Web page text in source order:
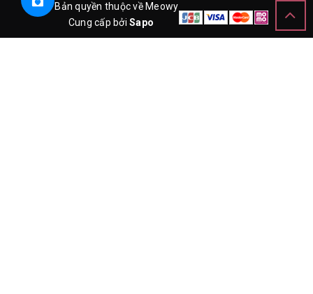
© Bản quyền thuộc về Meowy
Cung cấp bởiSapo